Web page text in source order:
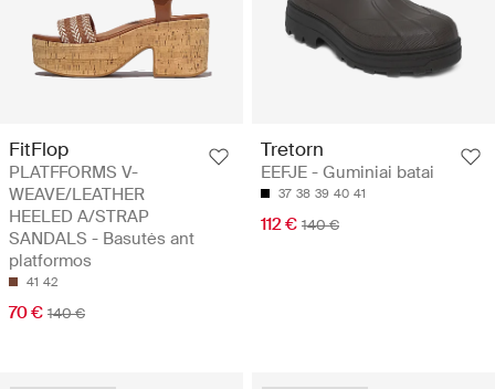
FitFlop
PLATFFORMS V-
WEAVE/LEATHER
HEELED A/STRAP
SANDALS - Basutės ant
platformos
41 42
70 € 140 €
Tretorn
EEFJE - Guminiai batai
37 38 39 40 41
112 € 140 €